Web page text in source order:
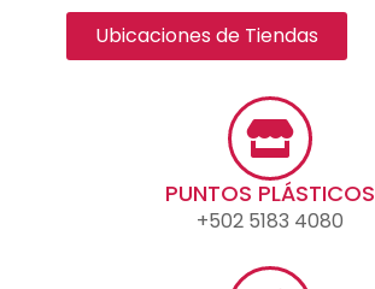
Ubicaciones de Tiendas
PUNTOS PLÁSTICOS
+502 5183 4080